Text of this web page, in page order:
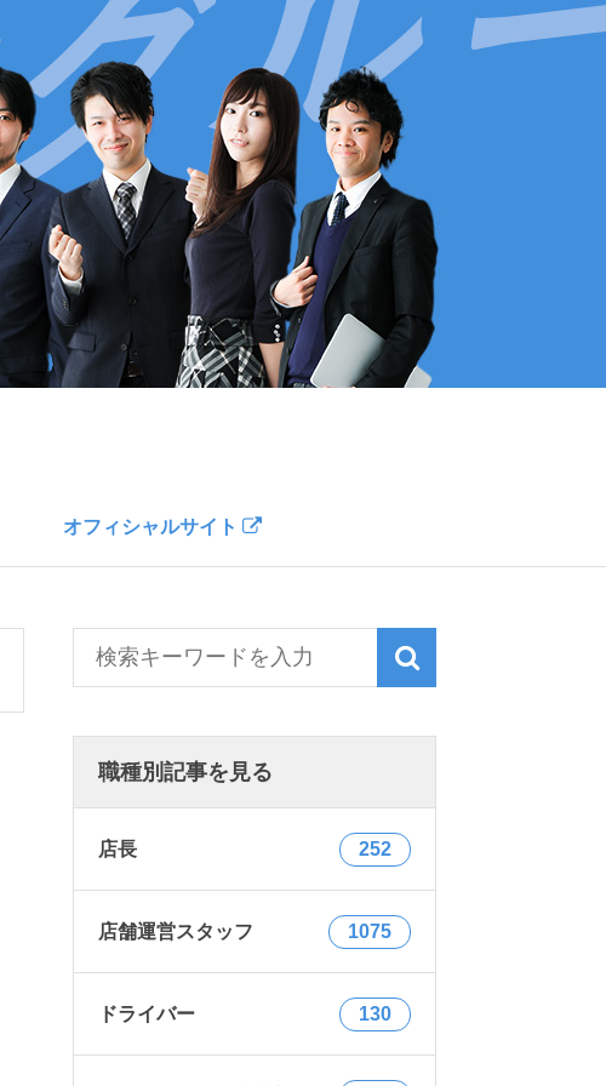
オフィシャルサイト
職種別記事を見る
店長 252
店舗運営スタッフ 1075
ドライバー 130